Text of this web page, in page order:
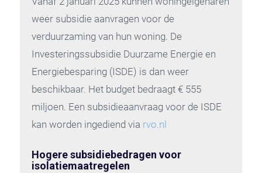
weer subsidie aanvragen voor de
verduurzaming van hun woning. De
Investeringssubsidie Duurzame Energie en
Energiebesparing (ISDE) is dan weer
beschikbaar. Het budget bedraagt € 555
miljoen. Een subsidieaanvraag voor de ISDE
kan worden ingediend via rvo.nl
Hogere subsidiebedragen voor
isolatiemaatregelen